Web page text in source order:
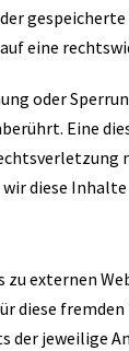
gespeicherte
eine
oder
Eine
diese
externen
diese
der jeweilige